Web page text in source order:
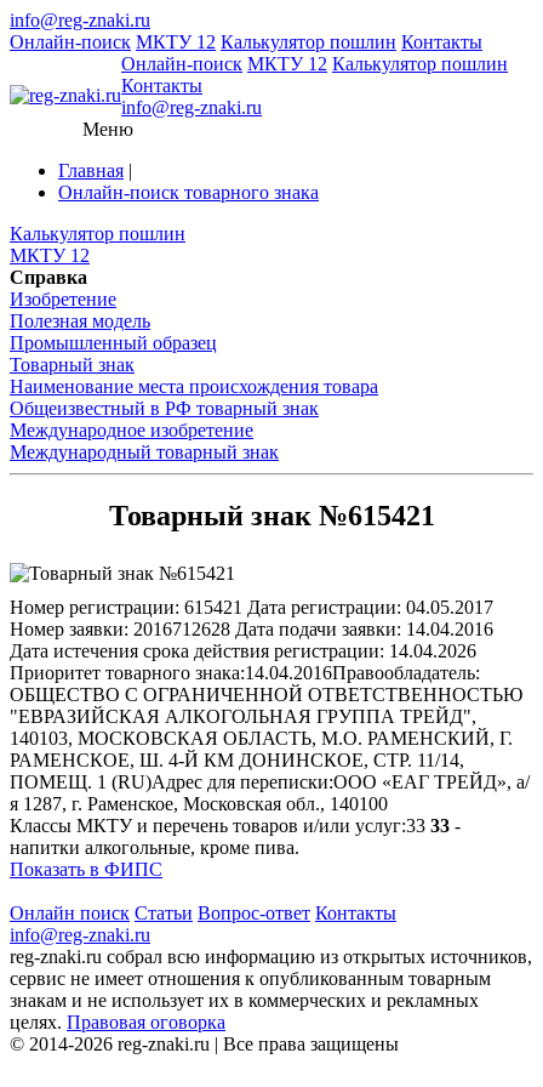
info@reg-znaki.ru
Онлайн-поиск МКТУ 12 Калькулятор пошлин Контакты
Онлайн-поиск МКТУ 12 Калькулятор пошлин
Контакты
info@reg-znaki.ru
Меню
Главная |
Онлайн-поиск товарного знака
Калькулятор пошлин
МКТУ 12
Справка
Изобретение
Полезная модель
Промышленный образец
Товарный знак
Наименование места происхождения товара
Общеизвестный в РФ товарный знак
Международное изобретение
Международный товарный знак
Товарный знак №615421
Номер регистрации: 615421 Дата регистрации: 04.05.2017
Номер заявки: 2016712628 Дата подачи заявки: 14.04.2016
Дата истечения срока действия регистрации: 14.04.2026
Приоритет товарного знака:14.04.2016Правообладатель:
ОБЩЕСТВО С ОГРАНИЧЕННОЙ ОТВЕТСТВЕННОСТЬЮ
"ЕВРАЗИЙСКАЯ АЛКОГОЛЬНАЯ ГРУППА ТРЕЙД",
140103, МОСКОВСКАЯ ОБЛАСТЬ, М.О. РАМЕНСКИЙ, Г.
РАМЕНСКОЕ, Ш. 4-Й КМ ДОНИНСКОЕ, СТР. 11/14,
ПОМЕЩ. 1 (RU)Адрес для переписки:ООО «ЕАГ ТРЕЙД», а/
я 1287, г. Раменское, Московская обл., 140100
Классы МКТУ и перечень товаров и/или услуг:33 33 -
напитки алкогольные, кроме пива.
Показать в ФИПС
Онлайн поиск Статьи Вопрос-ответ Контакты
info@reg-znaki.ru
reg-znaki.ru собрал всю информацию из открытых источников,
сервис не имеет отношения к опубликованным товарным
знакам и не использует их в коммерческих и рекламных
целях. Правовая оговорка
© 2014-2026 reg-znaki.ru | Все права защищены